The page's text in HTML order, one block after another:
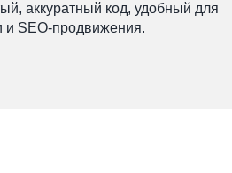
аккуратный код, удобный для
и SEO-продвижения.